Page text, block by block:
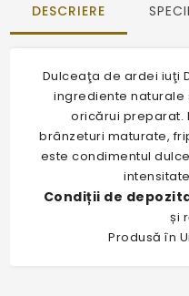
DESCRIERE
Dulceaţa de ardei iuţi
ingrediente naturale
oricărui preparat.
brânzeturi maturate,
este condimentul
Condiții de
și
Produsă în